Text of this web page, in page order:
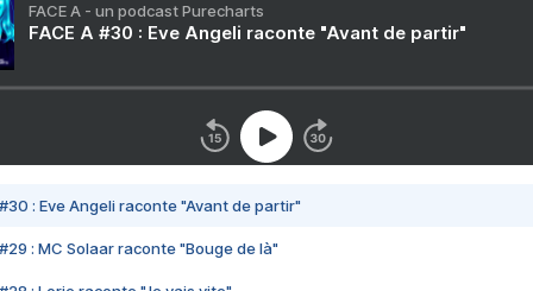
FACE A - un podcast Purecharts
FACE A #30 : Eve Angeli raconte "Avant de partir"
#30 : Eve Angeli raconte "Avant de partir"
#29 : MC Solaar raconte "Bouge de là"